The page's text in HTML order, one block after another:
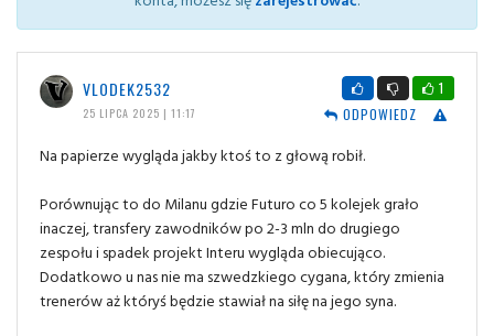
VLODEK2532
25 LIPCA 2025 | 11:17
1
ODPOWIEDZ
Na papierze wygląda jakby ktoś to z głową robił.
Porównując to do Milanu gdzie Futuro co 5 kolejek grało
inaczej, transfery zawodników po 2-3 mln do drugiego
zespołu i spadek projekt Interu wygląda obiecująco.
Dodatkowo u nas nie ma szwedzkiego cygana, który zmienia
trenerów aż któryś będzie stawiał na siłę na jego syna.